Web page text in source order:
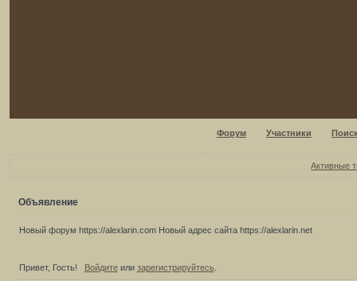
Форум Участники
Активные
Объявление
Новый форум https://alexlarin.com Новый адрес сайта https://alexlarin.net
Привет, Гость! Войдитеили зарегистрируйтесь.